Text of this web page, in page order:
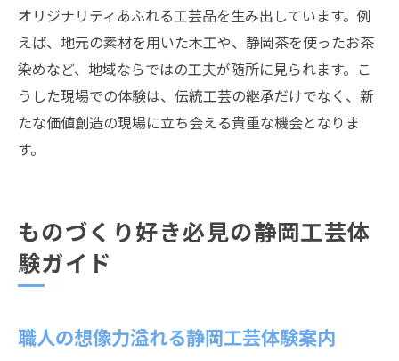
オリジナリティあふれる工芸品を生み出しています。例
えば、地元の素材を用いた木工や、静岡茶を使ったお茶
染めなど、地域ならではの工夫が随所に見られます。こ
うした現場での体験は、伝統工芸の継承だけでなく、新
たな価値創造の現場に立ち会える貴重な機会となりま
す。
ものづくり好き必見の静岡工芸体
験ガイド
職人の想像力溢れる静岡工芸体験案内